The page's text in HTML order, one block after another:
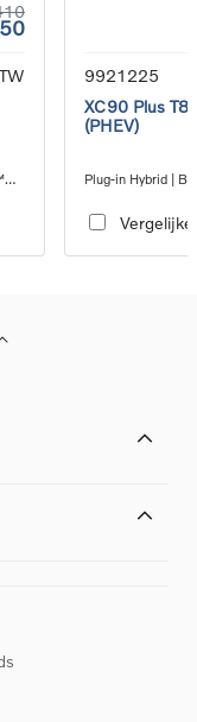
9921225
XC90 Plus T8
(PHEV)
Plug-in Hybrid |